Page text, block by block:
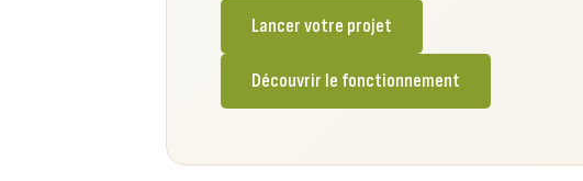
Lancer votre projet
Découvrir le fonctionnement